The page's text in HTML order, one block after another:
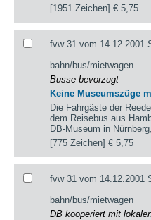
[1951 Zeichen]€ 5,75
fvw 31 vom 14.12.2001
bahn/bus/mietwagen
Busse bevorzugt
Keine Museumszüge
Die Fahrgäste der
dem Reisebus aus
DB-Museum in
[775 Zeichen]€ 5,75
fvw 31 vom 14.12.2001
bahn/bus/mietwagen
DB kooperiert mit